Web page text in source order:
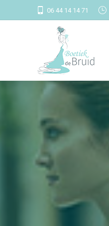
06 44 14 14 71